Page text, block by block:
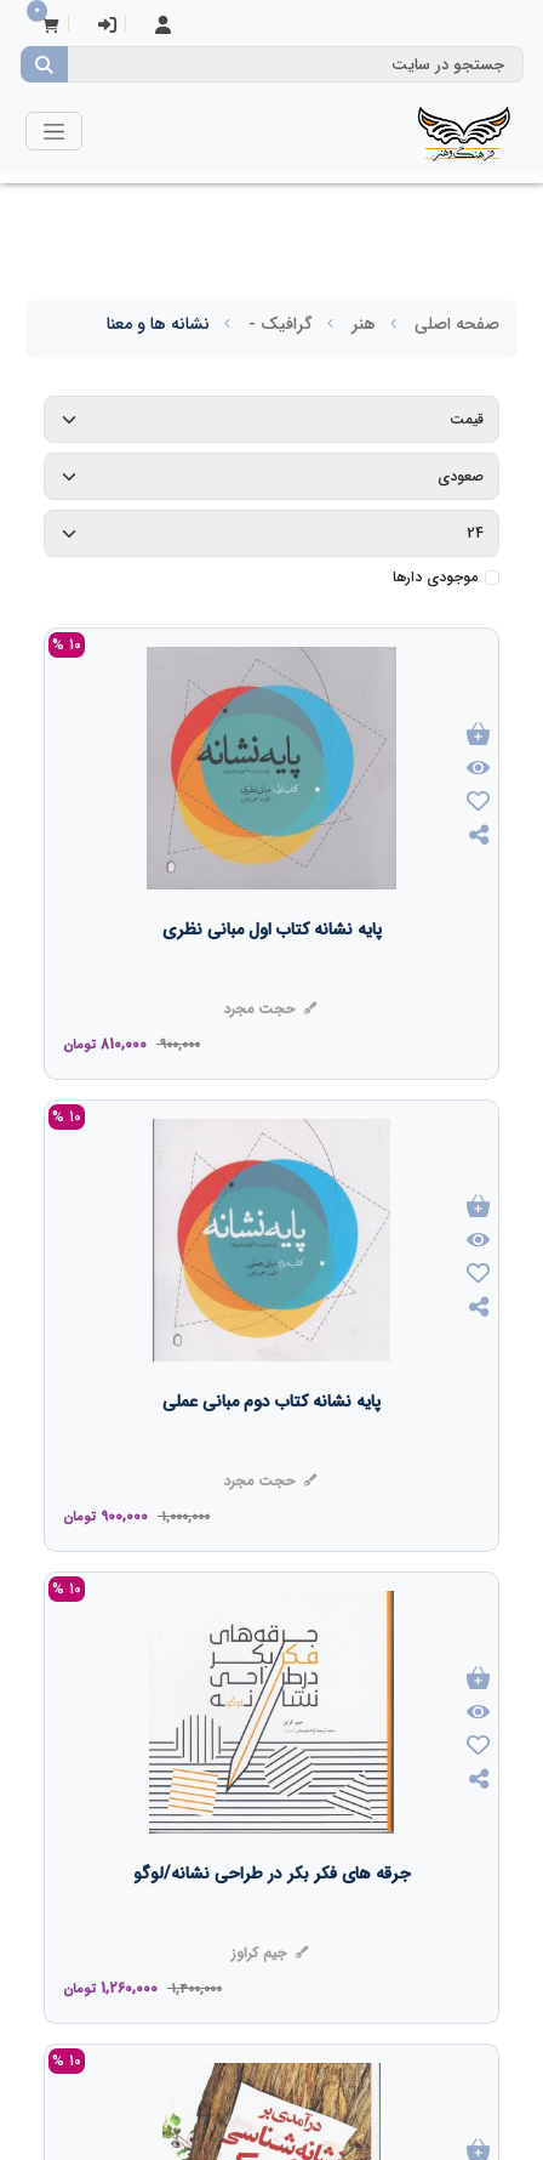
0
صفحه اصلی هنر گرافیک - نشانه ها و معنا
موجودی دارها
10 %
پایه نشانه کتاب اول مبانی نظری
حجت مجرد
900,000
810,000 تومان
10 %
پایه نشانه کتاب دوم مبانی عملی
حجت مجرد
1,000,000
900,000 تومان
10 %
جرقه های فکر بکر در طراحی نشانه/لوگو
جیم کراوز
1,400,000
1,260,000 تومان
10 %